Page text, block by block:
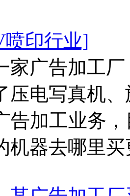
印行业]
家广告加工
压电写真机
告加工业务
机器去哪里